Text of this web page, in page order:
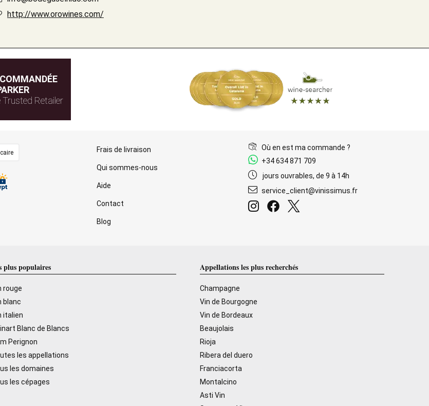
http://www.orowines.com/
Retailer
Frais de livraison
Qui sommes-nous
Aide
Contact
Blog
Où en est ma commande ?
+34 634 871 709
jours ouvrables, de 9 à 14h
service_client@vinissimus.fr
plus populaires
rouge
blanc
italien
Blanc de Blancs
Perignon
les appellations
les domaines
les cépages
Appellations les plus recherchés
Champagne
Vin de Bourgogne
Vin de Bordeaux
Beaujolais
Rioja
Ribera del duero
Franciacorta
Montalcino
Asti Vin